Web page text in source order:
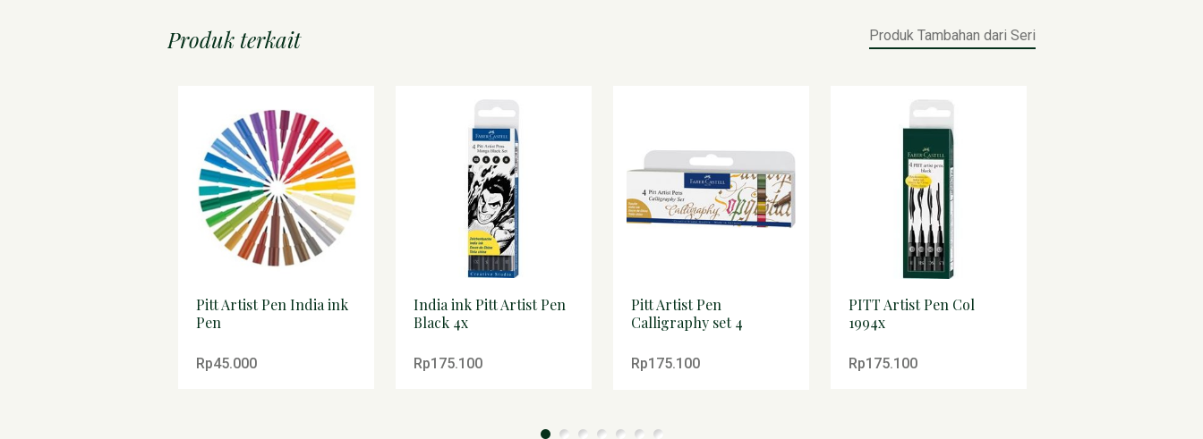
Produk terkait Produk Tambahan dari Seri
Pitt Artist Pen India ink
Pen
Rp45.000
India ink Pitt Artist Pen
Black 4x
Rp175.100
Pitt Artist Pen
Calligraphy set 4
Rp175.100
PITT Artist Pen Col
1994x
Rp175.100